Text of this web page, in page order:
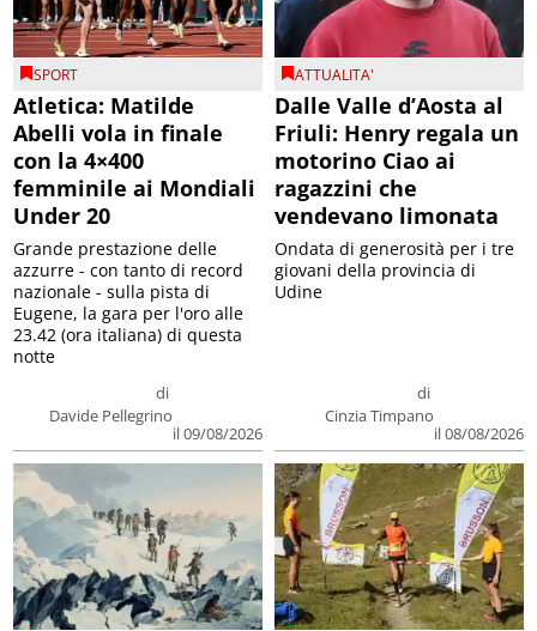
SPORT
Atletica: Matilde
Abelli vola in finale
con la 4×400
femminile ai Mondiali
Under 20
di
Davide Pellegrino
il 09/08/2026
Grande prestazione delle
azzurre - con tanto di record
nazionale - sulla pista di
Eugene, la gara per l'oro alle
23.42 (ora italiana) di questa
notte
ATTUALITA'
Dalle Valle d’Aosta al
Friuli: Henry regala un
motorino Ciao ai
ragazzini che
vendevano limonata
di
Cinzia Timpano
il 08/08/2026
Ondata di generosità per i tre
giovani della provincia di
Udine